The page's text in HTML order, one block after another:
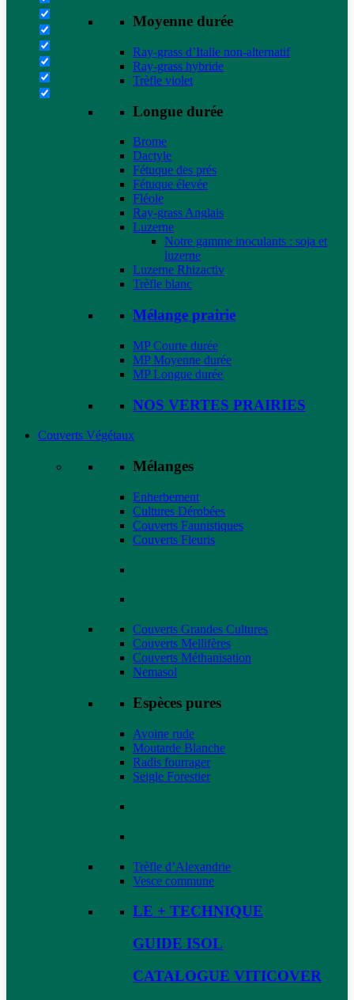
Moyenne durée
Ray-grass d’Italie non-alternatif
Ray-grass hybride
Trèfle violet
Longue durée
Brome
Dactyle
Fétuque des prés
Fétuque élevée
Fléole
Ray-grass Anglais
Luzerne
Notre gamme inoculants : soja et
luzerne
Luzerne Rhizactiv
Trèfle blanc
Mélange prairie
MP Courte durée
MP Moyenne durée
MP Longue durée
NOS VERTES PRAIRIES
Couverts Végétaux
Mélanges
Enherbement
Cultures Dérobées
Couverts Faunistiques
Couverts Fleuris
Couverts Grandes Cultures
Couverts Mellifères
Couverts Méthanisation
Nemasol
Espèces pures
Avoine rude
Moutarde Blanche
Radis fourrager
Seigle Forestier
Trèfle d’Alexandrie
Vesce commune
LE + TECHNIQUE
GUIDE ISOL
CATALOGUE VITICOVER